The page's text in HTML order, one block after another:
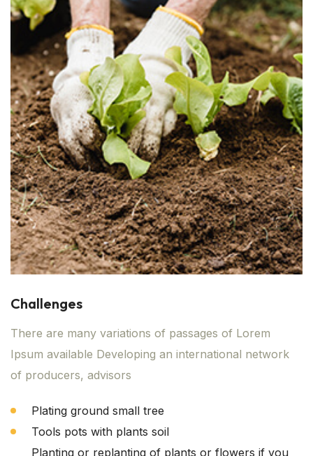
Challenges
There are many variations of passages of Lorem
Ipsum available Developing an international network
of producers, advisors
Plating ground small tree
Tools pots with plants soil
Planting or replanting of plants or flowers if you